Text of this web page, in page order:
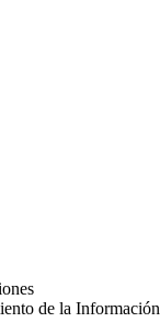
de la Información